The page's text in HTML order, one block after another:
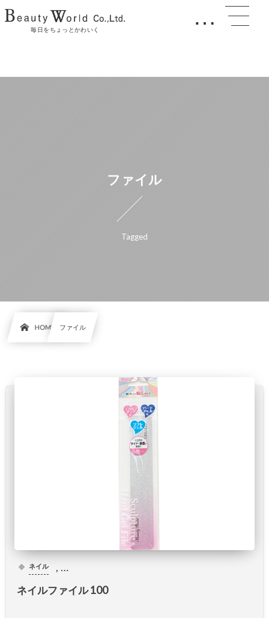
毎日をちょっとかわいく …
ファイル
Tagged
HOME ファイル
ネイル , …
ネイルファイル 100